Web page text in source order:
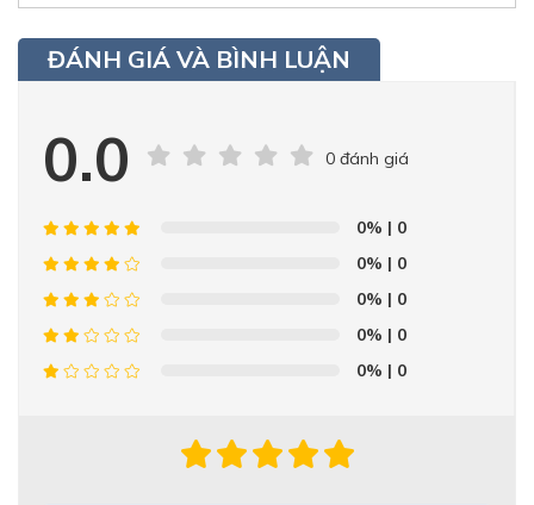
ĐÁNH GIÁ VÀ BÌNH LUẬN
0.0 0 đánh giá
0% | 0
0% | 0
0% | 0
0% | 0
0% | 0